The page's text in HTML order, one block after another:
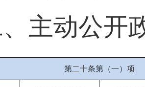
主动公开
第二十条第（一）项